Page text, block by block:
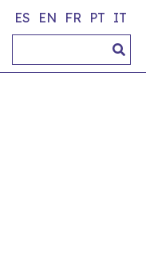
ES EN FR PT IT